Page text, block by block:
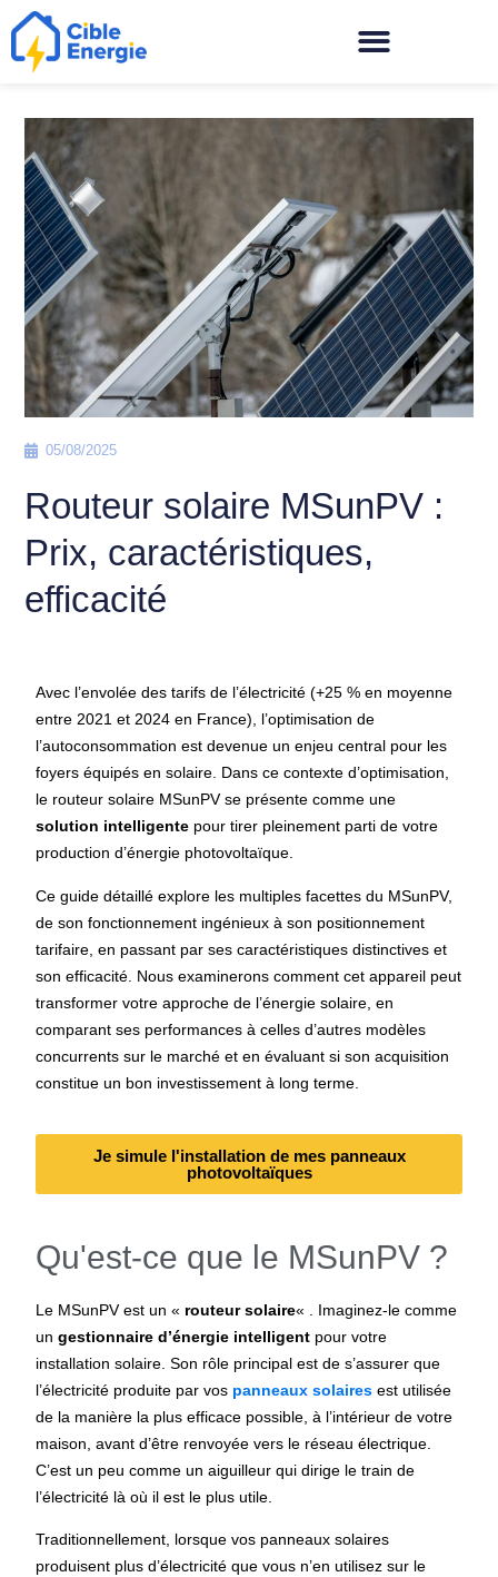
05/08/2025
Routeur solaire MSunPV :
Prix, caractéristiques,
efficacité
Avec l’envolée des tarifs de l’électricité (+25 % en moyenne
entre 2021 et 2024 en France), l’optimisation de
l’autoconsommation est devenue un enjeu central pour les
foyers équipés en solaire. Dans ce contexte d’optimisation,
le routeur solaire MSunPV se présente comme une
solution intelligente pour tirer pleinement parti de votre
production d’énergie photovoltaïque.
Ce guide détaillé explore les multiples facettes du MSunPV,
de son fonctionnement ingénieux à son positionnement
tarifaire, en passant par ses caractéristiques distinctives et
son efficacité. Nous examinerons comment cet appareil peut
transformer votre approche de l’énergie solaire, en
comparant ses performances à celles d’autres modèles
concurrents sur le marché et en évaluant si son acquisition
constitue un bon investissement à long terme.
Je simule l'installation de mes panneaux
photovoltaïques
Qu'est-ce que le MSunPV ?
Le MSunPV est un « routeur solaire« . Imaginez-le comme
ungestionnaire d’énergie intelligent pour votre
installation solaire. Son rôle principal est de s’assurer que
l’électricité produite par vos panneaux solaires est utilisée
de la manière la plus efficace possible, à l’intérieur de votre
maison, avant d’être renvoyée vers le réseau électrique.
C’est un peu comme un aiguilleur qui dirige le train de
l’électricité là où il est le plus utile.
Traditionnellement, lorsque vos panneaux solaires
produisent plus d’électricité que vous n’en utilisez sur le